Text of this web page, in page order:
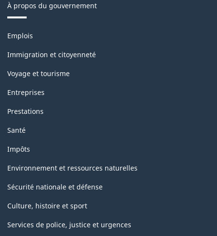
À propos du gouvernement
Thèmes
sujets
Emplois
Immigration et citoyenneté
Voyage et tourisme
Entreprises
Prestations
Santé
Impôts
Environnement et ressources naturelles
Sécurité nationale et défense
Culture, histoire et sport
Services de police, justice et urgences